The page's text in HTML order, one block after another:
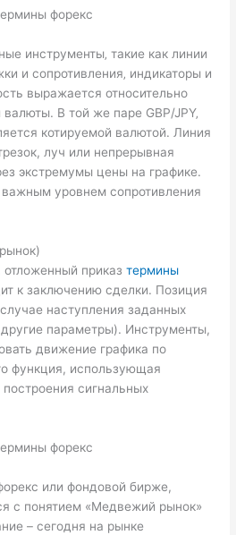
инструменты‚ такие как линии
и сопротивления‚ индикаторы и
выражается относительно
В той же паре GBP/JPY‚
котируемой валютой. Линия
луч или непрерывная
экстремумы цены на графике.
уровнем сопротивления
отложенный приказтермины
к заключению сделки. Позиция
наступления заданных
параметры). Инструменты,
движение графика по
функция, использующая
сигнальных
или фондовой бирже,
с понятием «Медвежий рынок»
– сегодня на рынке